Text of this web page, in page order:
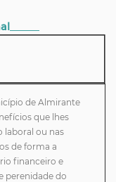
de Almirante
que lhes
laboral ou nas
de forma a
financeiro e
perenidade do